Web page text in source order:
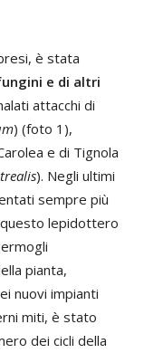
è stata
e di altri
attacchi di
) (foto 1),
e di Tignola
). Negli ultimi
sempre più
lepidottero
pianta,
nuovi impianti
miti, è stato
dei cicli della